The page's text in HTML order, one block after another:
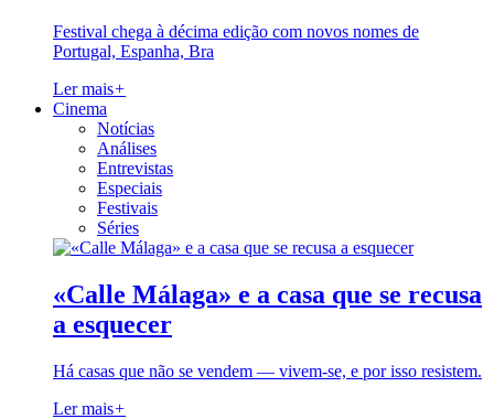
Festival chega à décima edição com novos nomes de
Portugal, Espanha, Bra
Ler mais+
Cinema
Notícias
Análises
Entrevistas
Especiais
Festivais
Séries
«Calle Málaga» e a casa que se recusa
a esquecer
Há casas que não se vendem — vivem-se, e por isso resistem.
Ler mais+